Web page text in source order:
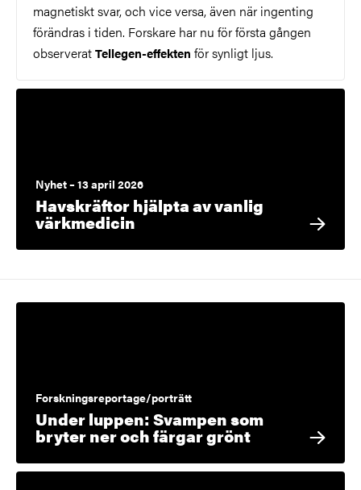
magnetiskt svar, och vice versa, även när ingenting
förändras i tiden. Forskare har nu för första gången
observeratTellegen-effekten för synligt ljus.
Nyhet – 13 april 2026
Havskräftor hjälpta av vanlig
värkmedicin
Forskningsreportage/porträtt
Under luppen: Svampen som
bryter ner och färgar grönt